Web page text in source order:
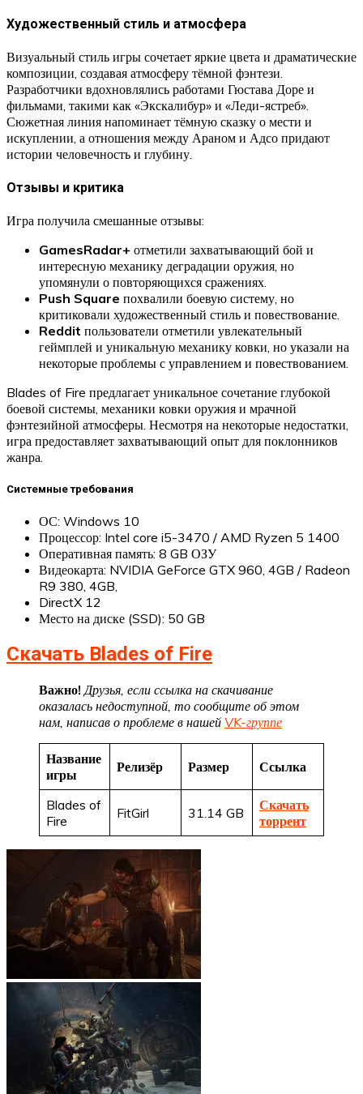
Художественный стиль и атмосфера
Визуальный стиль игры сочетает яркие цвета и драматические
композиции, создавая атмосферу тёмной фэнтези.
Разработчики вдохновлялись работами Гюстава Доре и
фильмами, такими как «Экскалибур» и «Леди-ястреб».
Сюжетная линия напоминает тёмную сказку о мести и
искуплении, а отношения между Араном и Адсо придают
истории человечность и глубину.
Отзывы и критика
Игра получила смешанные отзывы:
GamesRadar+ отметили захватывающий бой и
интересную механику деградации оружия, но
упомянули о повторяющихся сражениях.
Push Square похвалили боевую систему, но
критиковали художественный стиль и повествование.
Reddit пользователи отметили увлекательный
геймплей и уникальную механику ковки, но указали на
некоторые проблемы с управлением и повествованием.
Blades of Fire предлагает уникальное сочетание глубокой
боевой системы, механики ковки оружия и мрачной
фэнтезийной атмосферы. Несмотря на некоторые недостатки,
игра предоставляет захватывающий опыт для поклонников
жанра.
Системные требования
ОС: Windows 10
Процессор: Intel core i5-3470 / AMD Ryzen 5 1400
Оперативная память: 8 GB ОЗУ
Видеокарта: NVIDIA GeForce GTX 960, 4GB / Radeon
R9 380, 4GB,
DirectX 12
Место на диске (SSD): 50 GB
Скачать Blades of Fire
Важно!Друзья, если ссылка на скачивание
оказалась недоступной, то сообщите об этом
нам, написав о проблеме в нашей VK-группе
Название
игры
Релизёр Размер Ссылка
Blades of
Fire
FitGirl 31.14 GB
Скачать
торрент